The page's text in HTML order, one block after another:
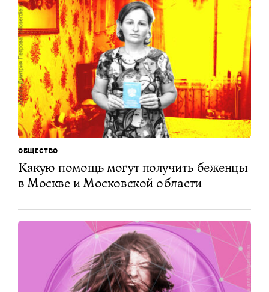
ОБЩЕСТВО
Какую помощь могут получить беженцы
в Москве и Московской области